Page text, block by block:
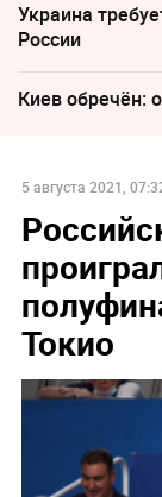
Украина
России
Киев обречён:
5 августа 2021,
Токио